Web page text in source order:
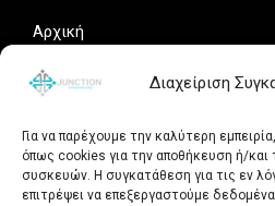
Διαχείριση
Για να παρέχουμε την καλύτερη
όπως cookies για την αποθήκευση ή/
συσκευών. Η συγκατάθεση για τις εν
επιτρέψει να επεξεργαστούμε
Αρχική
Γιατί Junction
Δωρεάν Αξιολόγηση
Social Media